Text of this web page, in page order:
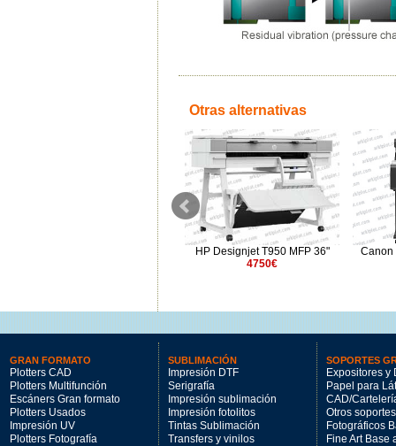
Otras alternativas
Canon imagePROGRAF TX-
HP Designjet T950 MFP 36"
4750€
Canon
GRAN FORMATO
Plotters CAD
Plotters Multifunción
Escáners Gran formato
Plotters Usados
Impresión UV
Plotters Fotografía
SUBLIMACIÓN
Impresión DTF
Serigrafía
Impresión sublimación
Impresión fotolitos
Tintas Sublimación
Transfers y vinilos
SOPORTES
Expositores y
Papel para
CAD/
Otros soportes
Fotográficos
Fine Art Base